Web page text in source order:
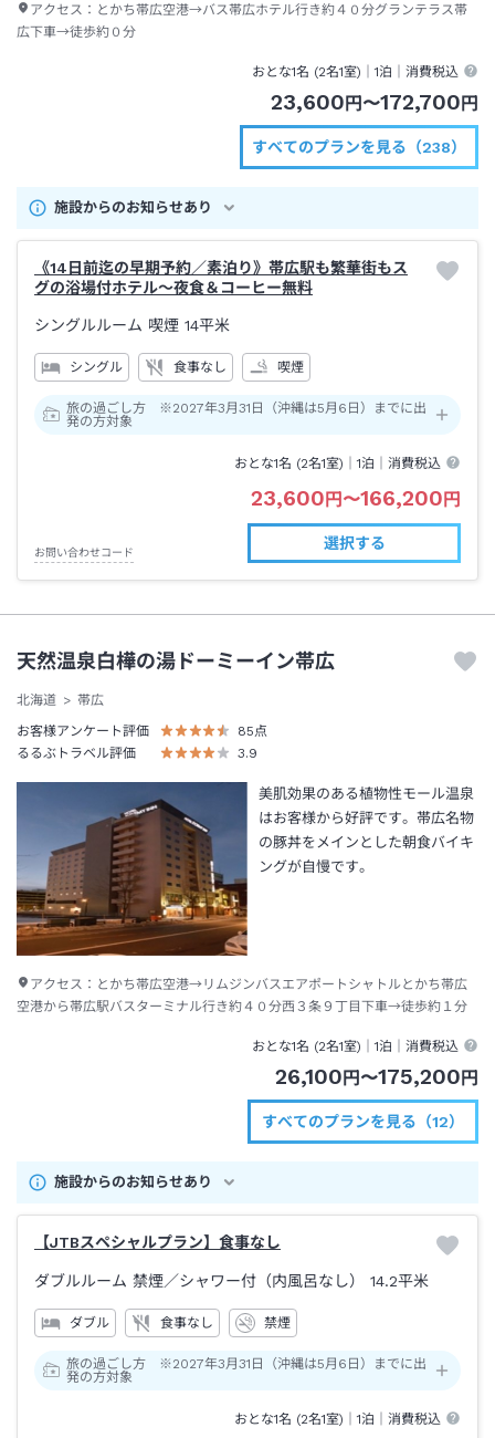
アクセス： とかち帯広空港→バス帯広ホテル行き約４０分グランテラス帯
広下車→徒歩約０分
おとな1名 (2名1室)｜1泊 ｜消費税込
23,600円〜172,700円
すべてのプランを見る（238）
施設からのお知らせあり
《14日前迄の早期予約／素泊り》帯広駅も繁華街もス
グの浴場付ホテル～夜食＆コーヒー無料
シングルルーム 喫煙 14平米
シングル 食事なし 喫煙
旅の過ごし方 ※2027年3月31日（沖縄は5月6日）までに出
発の方対象
おとな1名 (2名1室)｜1泊 ｜消費税込
23,600円〜166,200円
お問い合わせコード
選択する
天然温泉白樺の湯ドーミーイン帯広
北海道
帯広
お客様アンケート評価
85点
るるぶトラベル評価
3.9
美肌効果のある植物性モール温泉
はお客様から好評です。帯広名物
の豚丼をメインとした朝食バイキ
ングが自慢です。
アクセス： とかち帯広空港→リムジンバスエアポートシャトルとかち帯広
空港から帯広駅バスターミナル行き約４０分西３条９丁目下車→徒歩約１分
おとな1名 (2名1室)｜1泊 ｜消費税込
26,100円〜175,200円
すべてのプランを見る（12）
施設からのお知らせあり
【JTBスペシャルプラン】食事なし
ダブルルーム 禁煙／シャワー付（内風呂なし） 14.2平米
ダブル 食事なし 禁煙
旅の過ごし方 ※2027年3月31日（沖縄は5月6日）までに出
発の方対象
おとな1名 (2名1室)｜1泊 ｜消費税込